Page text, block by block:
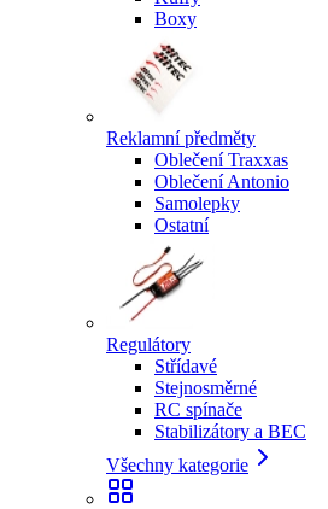
Boxy
Reklamní předměty
Oblečení Traxxas
Oblečení Antonio
Samolepky
Ostatní
Regulátory
Střídavé
Stejnosměrné
RC spínače
Stabilizátory a BEC
Všechny kategorie